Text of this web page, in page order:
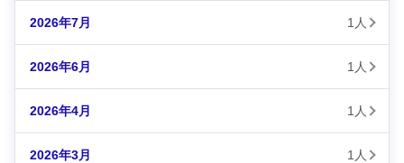
2026年7月 1人
2026年6月 1人
2026年4月 1人
2026年3月 1人